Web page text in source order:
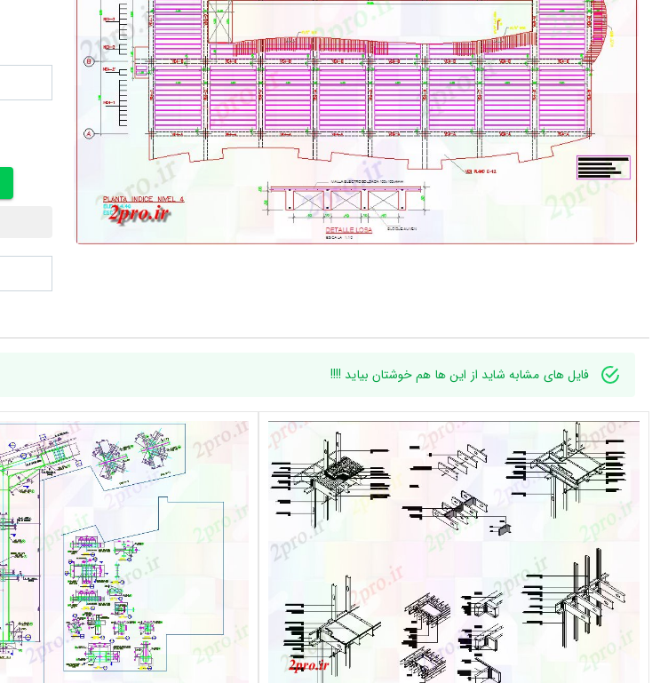
علاقه
مندی
ها
فایل های مشابه شاید از این ها هم خوشتان بیاید !!!!